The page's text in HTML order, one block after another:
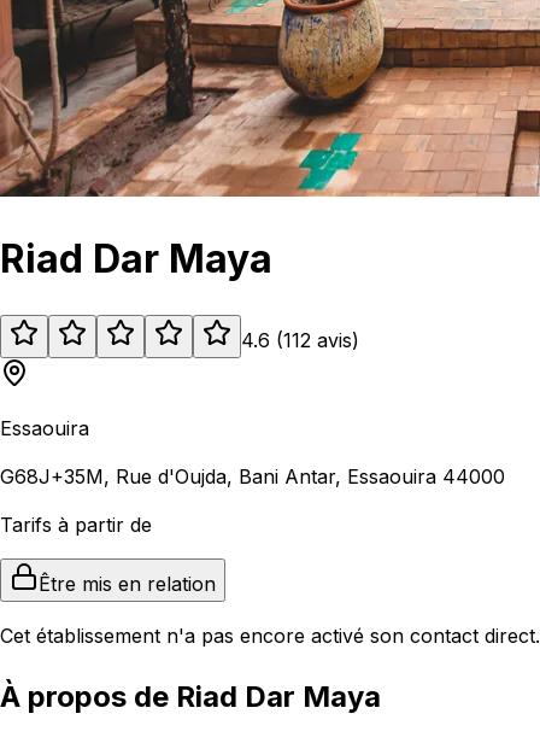
Riad Dar Maya
4.6 (112 avis)
Essaouira
G68J+35M, Rue d'Oujda, Bani Antar, Essaouira 44000
Tarifs à partir de
Être mis en relation
Cet établissement n'a pas encore activé son contact direct.
À propos de Riad Dar Maya